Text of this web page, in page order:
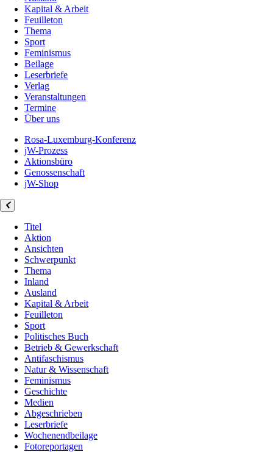
Kapital & Arbeit
Feuilleton
Thema
Sport
Feminismus
Beilage
Leserbriefe
Verlag
Veranstaltungen
Termine
Über uns
Rosa-Luxemburg-Konferenz
jW-Prozess
Aktionsbüro
Genossenschaft
jW-Shop
Titel
Aktion
Ansichten
Schwerpunkt
Thema
Inland
Ausland
Kapital & Arbeit
Feuilleton
Sport
Politisches Buch
Betrieb & Gewerkschaft
Antifaschismus
Natur & Wissenschaft
Feminismus
Geschichte
Medien
Abgeschrieben
Leserbriefe
Wochenendbeilage
Fotoreportagen